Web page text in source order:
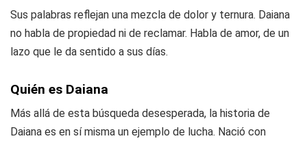
Sus palabras reflejan una mezcla de dolor y ternura. Daiana
no habla de propiedad ni de reclamar. Habla de amor, de un
lazo que le da sentido a sus días.
Quién es Daiana
Más allá de esta búsqueda desesperada, la historia de
Daiana es en sí misma un ejemplo de lucha. Nació con